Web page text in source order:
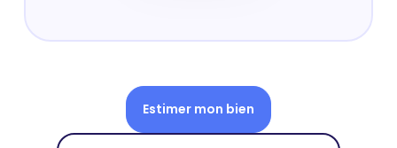
Estimer mon bien